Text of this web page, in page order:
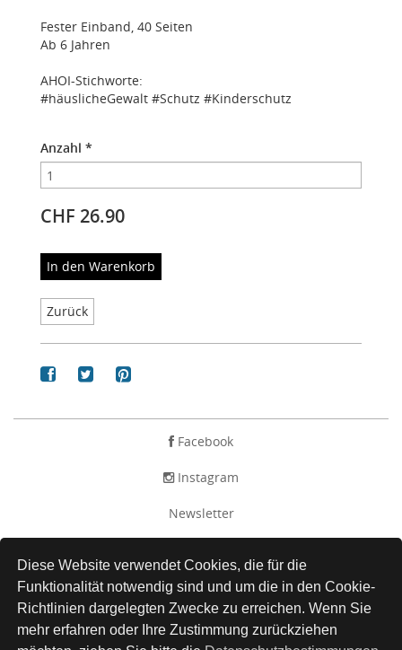
Diese Website verwendet Cookies, die für die
Funktionalität notwendig sind und um die in den Cookie-
Richtlinien dargelegten Zwecke zu erreichen. Wenn Sie
mehr erfahren oder Ihre Zustimmung zurückziehen
Fester Einband, 40 Seiten
Ab 6 Jahren
AHOI-Stichworte:
#häuslicheGewalt #Schutz #Kinderschutz
Anzahl *
CHF 26.90
In den Warenkorb
Zurück
Facebook
Instagram
Newsletter
Impressum
Versand